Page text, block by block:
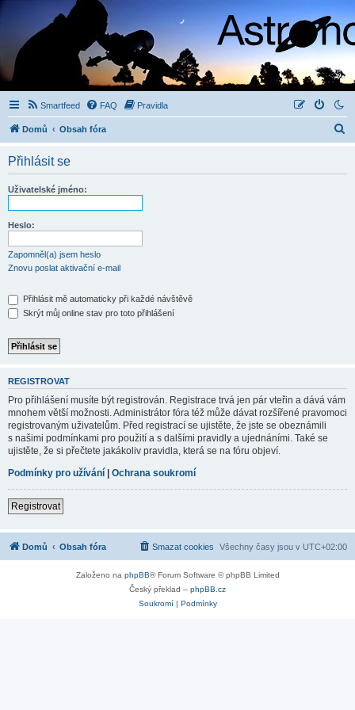
Smartfeed FAQ Pravidla
Domů Obsah fóra
Přihlásit se
Uživatelské jméno:
Heslo:
Zapomněl(a) jsem heslo
Znovu poslat aktivační e-mail
Přihlásit mě automaticky při každé návštěvě
Skrýt můj online stav pro toto přihlášení
REGISTROVAT
Pro přihlášení musíte být registrován. Registrace trvá jen pár vteřin a dává vám
mnohem větší možnosti. Administrátor fóra též může dávat rozšířené pravomoci
registrovaným uživatelům. Před registrací se ujistěte, že jste se obeznámili
s našimi podmínkami pro použití a s dalšími pravidly a ujednáními. Také se
ujistěte, že si přečtete jakákoliv pravidla, která se na fóru objeví.
Podmínky pro užívání | Ochrana soukromí
Registrovat
Domů Obsah fóra Všechny časy jsou v UTC+02:00
Smazat cookies
Založeno na phpBB® Forum Software © phpBB Limited
Český překlad – phpBB.cz
Soukromí| Podmínky